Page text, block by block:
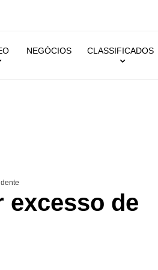
NEGÓCIOS CLASSIFICADOS
excesso de